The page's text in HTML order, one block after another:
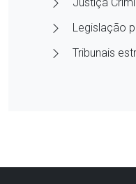
Legislação
Tribunais